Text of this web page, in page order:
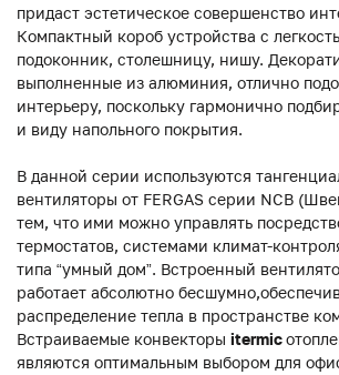
придаст эстетическое совершенство
Компактный короб устройства с
подоконник, столешницу, нишу.
выполненные из алюминия, отлично
интерьеру, поскольку гармонично
и виду напольного покрытия.
В данной серии используются
вентиляторы от FERGAS серии NCB
тем, что ими можно управлять
термостатов, системами климат-
типа “умный дом”. Встроенный
работает абсолютно
распределение тепла в пространстве
Встраиваемые конвекторы itermic
являются оптимальным выбором для